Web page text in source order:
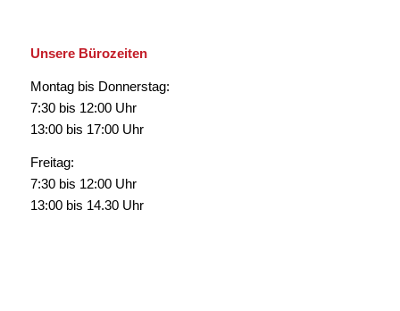
Unsere Bürozeiten
Montag bis Donnerstag:
7:30 bis 12:00 Uhr
13:00 bis 17:00 Uhr
Freitag:
7:30 bis 12:00 Uhr
13:00 bis 14.30 Uhr